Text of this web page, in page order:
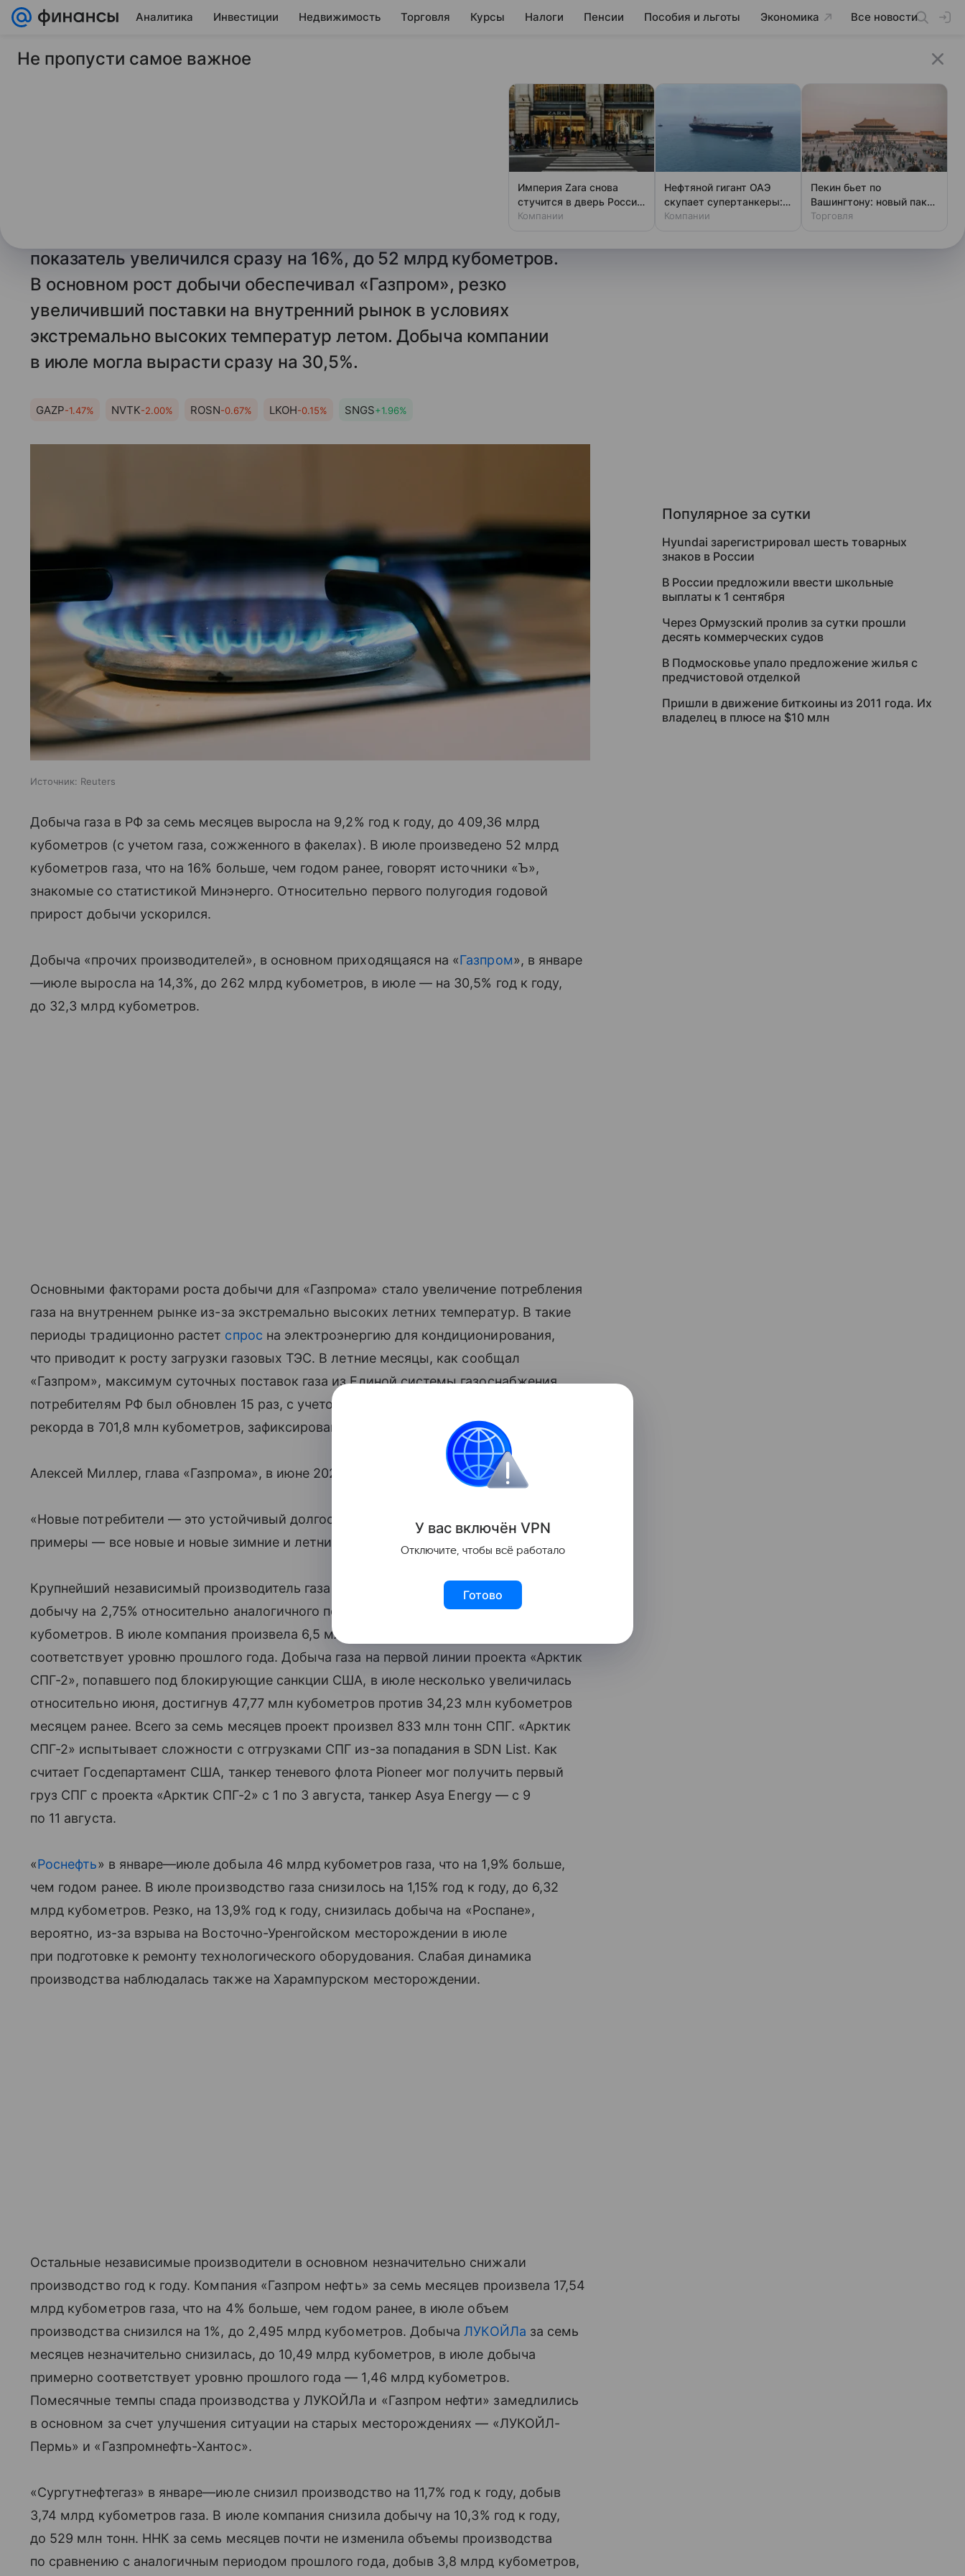
Аналитика Инвестиции Недвижимость Торговля Курсы Налоги Пенсии Пособия и льготы Экономика Все новости
28 августа 2024 Газета Коммерсантъ
Жаркая погода стимулировала рост
По данным «Ъ», производство газа в РФ за семь месяцев
показатель увеличился сразу на 16%, до 52 млрд кубометров.
В основном рост добычи обеспечивал «Газпром», резко
увеличивший поставки на внутренний рынок в условиях
экстремально высоких температур летом. Добыча компании
в июле могла вырасти сразу на 30,5%.
GAZP-1.47% NVTK-2.00% ROSN-0.67% LKOH-0.15% SNGS+1.96%
Источник: Reuters
Добыча газа в РФ за семь месяцев выросла на 9,2% год к году, до 409,36 млрд
кубометров (с учетом газа, сожженного в факелах). В июле произведено 52 млрд
кубометров газа, что на 16% больше, чем годом ранее, говорят источники «Ъ»,
знакомые со статистикой Минэнерго. Относительно первого полугодия годовой
прирост добычи ускорился.
Добыча «прочих производителей», в основном приходящаяся на «Газпром», в январе
—июле выросла на 14,3%, до 262 млрд кубометров, в июле — на 30,5% год к году,
до 32,3 млрд кубометров.
Основными факторами роста добычи для «Газпрома» стало увеличение потребления
газа на внутреннем рынке из-за экстремально высоких летних температур. В такие
периоды традиционно растет спрос на электроэнергию для кондиционирования,
что приводит к росту загрузки газовых ТЭС. В летние месяцы, как сообщал
«Газпром», максимум суточных поставок газа из Единой системы газоснабжения
потребителям РФ был обновлен 15 раз, с учетом нового абсолютного исторического
рекорда в 701,8 млн кубометров, зафиксированного 23 августа.
Алексей Миллер, глава «Газпрома», в июне 2024 года:
«Новые потребители — это устойчивый долгосрочный рост спроса на газ. Наглядные
примеры — все новые и новые зимние и летние рекорды суточных поставок».
Крупнейший независимый производитель газа
за семь месяцев нарастил
добычу на 2,75% относительно аналогичного периода прошлого года, до 47,6 млрд
кубометров. В июле компания произвела 6,5 млрд кубометров газа, что примерно
соответствует уровню прошлого года. Добыча газа на первой линии проекта «Арктик
СПГ-2», попавшего под блокирующие санкции США, в июле несколько увеличилась
относительно июня, достигнув 47,77 млн кубометров против 34,23 млн кубометров
месяцем ранее. Всего за семь месяцев проект произвел 833 млн тонн СПГ. «Арктик
СПГ-2» испытывает сложности с отгрузками СПГ из-за попадания в SDN List. Как
считает Госдепартамент США, танкер теневого флота Pioneer мог получить первый
груз СПГ с проекта «Арктик СПГ-2» с 1 по 3 августа, танкер Asya Energy — с 9
по 11 августа.
«Роснефть» в январе—июле добыла 46 млрд кубометров газа, что на 1,9% больше,
чем годом ранее. В июле производство газа снизилось на 1,15% год к году, до 6,32
млрд кубометров. Резко, на 13,9% год к году, снизилась добыча на «Роспане»,
вероятно, из-за взрыва на Восточно-Уренгойском месторождении в июле
при подготовке к ремонту технологического оборудования. Слабая динамика
производства наблюдалась также на Харампурском месторождении.
Остальные независимые производители в основном незначительно снижали
производство год к году. Компания «Газпром нефть» за семь месяцев произвела 17,54
млрд кубометров газа, что на 4% больше, чем годом ранее, в июле объем
производства снизился на 1%, до 2,495 млрд кубометров. ДобычаЛУКОЙЛа за семь
месяцев незначительно снизилась, до 10,49 млрд кубометров, в июле добыча
примерно соответствует уровню прошлого года — 1,46 млрд кубометров.
Помесячные темпы спада производства у ЛУКОЙЛа и «Газпром нефти» замедлились
в основном за счет улучшения ситуации на старых месторождениях — «ЛУКОЙЛ-
Пермь» и «Газпромнефть-Хантос».
«Сургутнефтегаз» в январе—июле снизил производство на 11,7% год к году, добыв
3,74 млрд кубометров газа. В июле компания снизила добычу на 10,3% год к году,
до 529 млн тонн. ННК за семь месяцев почти не изменила объемы производства
по сравнению с аналогичным периодом прошлого года, добыв 3,8 млрд кубометров,
Популярное за сутки
Hyundai зарегистрировал шесть товарных
знаков в России
В России предложили ввести школьные
выплаты к 1 сентября
Через Ормузский пролив за сутки прошли
десять коммерческих судов
В Подмосковье упало предложение жилья с
предчистовой отделкой
Пришли в движение биткоины из 2011 года. Их
владелец в плюсе на $10 млн
Не пропусти самое важное
Империя Zara снова
стучится в дверь России:
что скрывает
Компании
Нефтяной гигант ОАЭ
скупает супертанкеры:
что происходит
Компании
Пекин бьет по
Вашингтону: новый пакет
торговых контрмер
Торговля
У вас включён VPN
Отключите, чтобы всё работало
Готово